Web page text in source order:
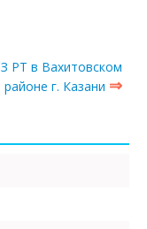
РТ в Вахитовском
районе г. Казани ⇒